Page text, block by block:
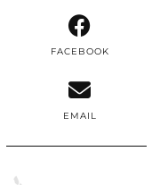
FACEBOOK
EMAIL